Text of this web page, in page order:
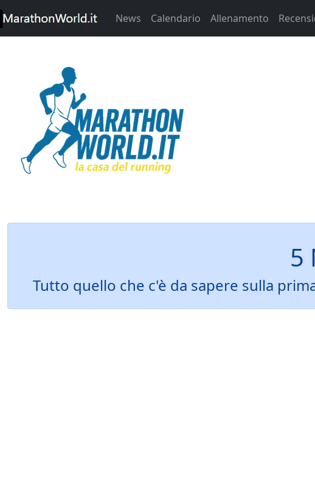
News Calendario Allenamento
5
Tutto quello che c'è da sapere sulla